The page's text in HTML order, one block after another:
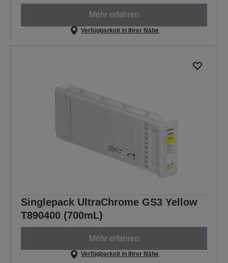
Mehr erfahren
Verfügbarkeit in Ihrer Nähe
Singlepack UltraChrome GS3 Yellow
T890400 (700mL)
Mehr erfahren
Verfügbarkeit in Ihrer Nähe